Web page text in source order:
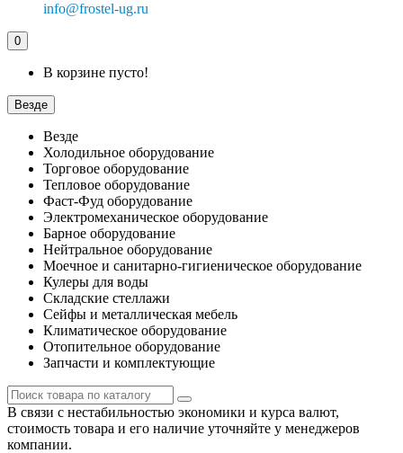
info@frostel-ug.ru
0
В корзине пусто!
Везде
Везде
Холодильное оборудование
Торговое оборудование
Тепловое оборудование
Фаст-Фуд оборудование
Электромеханическое оборудование
Барное оборудование
Нейтральное оборудование
Моечное и санитарно-гигиеническое оборудование
Кулеры для воды
Складские стеллажи
Сейфы и металлическая мебель
Климатическое оборудование
Отопительное оборудование
Запчасти и комплектующие
В связи с нестабильностью экономики и курса валют,
стоимость товара и его наличие уточняйте у менеджеров
компании.